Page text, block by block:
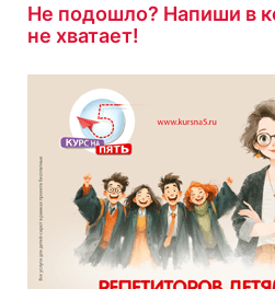
Не подошло? Напиши в
не хватает!